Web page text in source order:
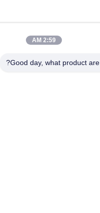
2:59 AM
Good day, what product